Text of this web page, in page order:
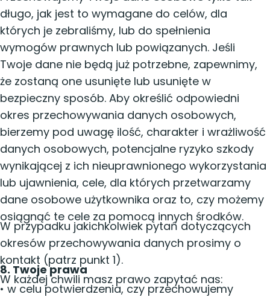
długo, jak jest to wymagane do celów, dla
których je zebraliśmy, lub do spełnienia
wymogów prawnych lub powiązanych. Jeśli
Twoje dane nie będą już potrzebne, zapewnimy,
że zostaną one usunięte lub usunięte w
bezpieczny sposób. Aby określić odpowiedni
okres przechowywania danych osobowych,
bierzemy pod uwagę ilość, charakter i wrażliwość
danych osobowych, potencjalne ryzyko szkody
wynikającej z ich nieuprawnionego wykorzystania
lub ujawnienia, cele, dla których przetwarzamy
dane osobowe użytkownika oraz to, czy możemy
osiągnąć te cele za pomocą innych środków.
W przypadku jakichkolwiek pytań dotyczących
okresów przechowywania danych prosimy o
kontakt (patrz punkt 1).
8. Twoje prawa
W każdej chwili masz prawo zapytać nas:
• w celu potwierdzenia, czy przechowujemy